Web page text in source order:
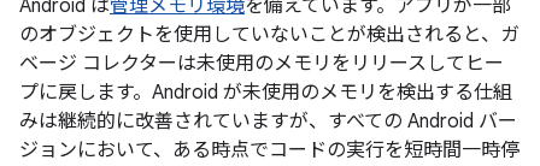
Android は管理メモリ環境を備えています。アプリが一部
のオブジェクトを使用していないことが検出されると、ガ
ベージ コレクターは未使用のメモリをリリースしてヒー
プに戻します。Android が未使用のメモリを検出する仕組
みは継続的に改善されていますが、すべての Android バー
ジョンにおいて、ある時点でコードの実行を短時間一時停